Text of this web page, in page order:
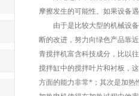
摩擦发生的可能性。如果设备
由于是比较大型的机械设备
断的改进，努力向绿色产品靠
青搅拌机富含科技成分，比以
搅拌缸中的搅拌叶片和衬板，
方面的能力非常*；其次是加热